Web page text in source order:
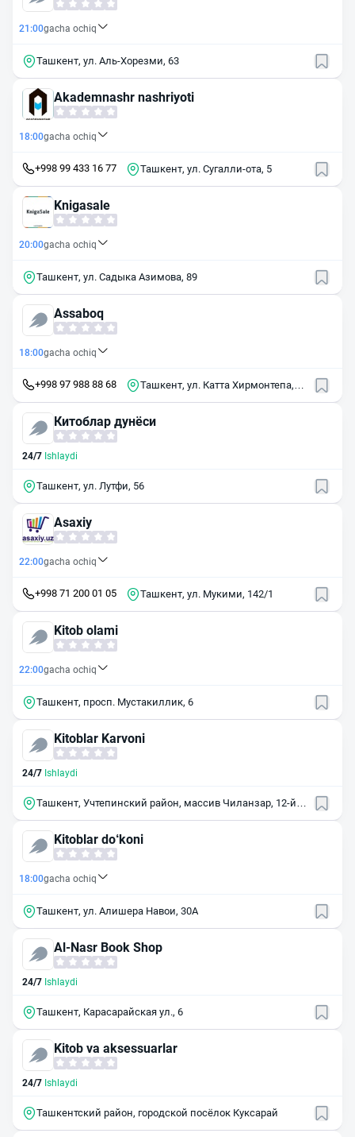
21:00gacha ochiq
Ташкент, ул. Аль-Хорезми, 63
Akademnashr nashriyoti
18:00gacha ochiq
+998 99 433 16 77 Ташкент, ул. Сугалли-ота, 5
Knigasale
20:00gacha ochiq
Ташкент, ул. Садыка Азимова, 89
Assaboq
18:00gacha ochiq
+998 97 988 88 68
Ташкент, ул. Катта Хирмонтепа,
Китоблар дунёси
24/7 Ishlaydi
Ташкент, ул. Лутфи, 56
Asaxiy
22:00gacha ochiq
+998 71 200 01 05 Ташкент, ул. Мукими, 142/1
Kitob olami
22:00gacha ochiq
Ташкент, просп. Мустакиллик, 6
Kitoblar Karvoni
24/7 Ishlaydi
Ташкент, Учтепинский район, массив Чиланзар, 12-й
Kitoblar do‘koni
18:00gacha ochiq
Ташкент, ул. Алишера Навои, 30А
Al-Nasr Book Shop
24/7 Ishlaydi
Ташкент, Карасарайская ул., 6
Kitob va aksessuarlar
24/7 Ishlaydi
Ташкентский район, городской посёлок Куксарай